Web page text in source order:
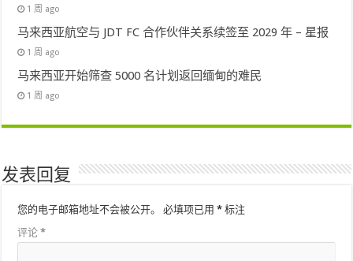
1 周 ago
马来西亚航空与 JDT FC 合作伙伴关系续签至 2029 年 – 星报
1 周 ago
马来西亚开始筛查 5000 名计划返回缅甸的难民
1 周 ago
发表回复
您的电子邮箱地址不会被公开。 必填项已用* 标注
评论*